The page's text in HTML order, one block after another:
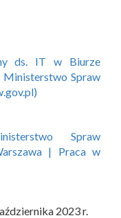
ds. IT w Biurze
Spraw
Spraw
| Praca w
2023 r.